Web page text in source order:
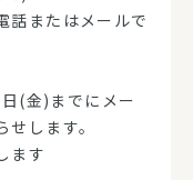
話またはメールで
(金)までにメー
します。
ます